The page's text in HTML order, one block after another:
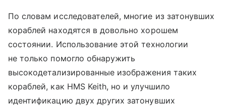
По словам исследователей, многие из затонувших
кораблей находятся в довольно хорошем
состоянии. Использование этой технологии
не только помогло обнаружить
высокодетализированные изображения таких
кораблей, как HMS Keith, но и улучшило
идентификацию двух других затонувших